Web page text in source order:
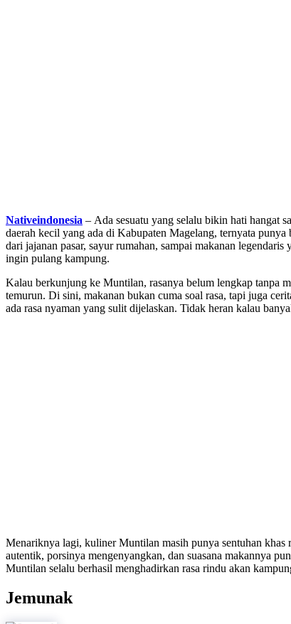
Nativeindonesia – Ada sesuatu yang selalu bikin hati hangat
daerah kecil yang ada di Kabupaten Magelang, ternyata
dari jajanan pasar, sayur rumahan, sampai makanan
ingin pulang kampung.
Kalau berkunjung ke Muntilan, rasanya belum lengkap tanpa
temurun. Di sini, makanan bukan cuma soal rasa, tapi juga
ada rasa nyaman yang sulit dijelaskan. Tidak heran kalau
Menariknya lagi, kuliner Muntilan masih punya sentuhan khas
autentik, porsinya mengenyangkan, dan suasana makannya
Muntilan selalu berhasil menghadirkan rasa rindu akan
Jemunak